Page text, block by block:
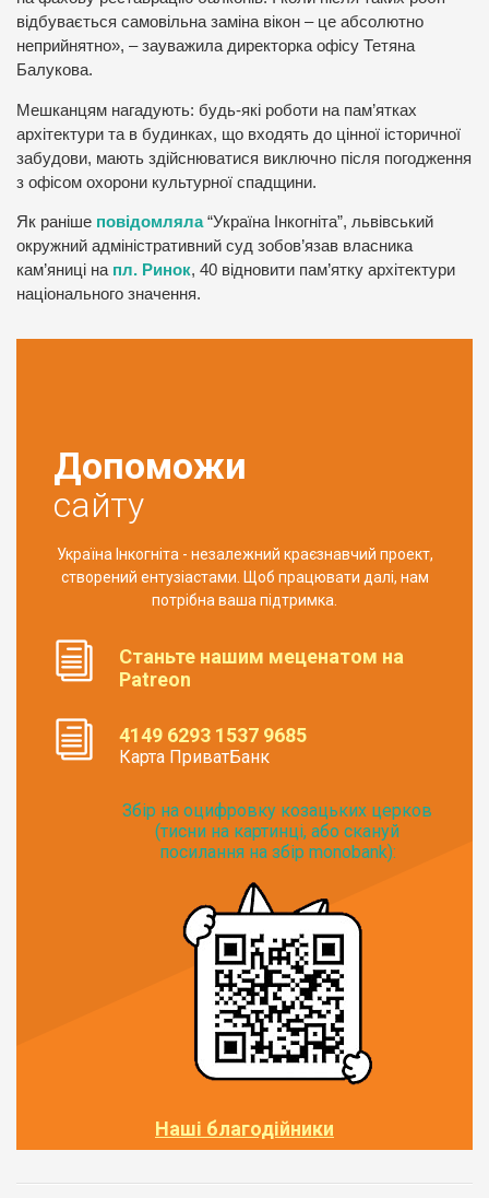
відбувається самовільна заміна вікон – це абсолютно
неприйнятно», – зауважила директорка офісу Тетяна
Балукова.
Мешканцям нагадують: будь-які роботи на пам’ятках
архітектури та в будинках, що входять до цінної історичної
забудови, мають здійснюватися виключно після погодження
з офісом охорони культурної спадщини.
Як раніше повідомляла “Україна Інкогніта”, львівський
окружний адміністративний суд зобов’язав власника
кам’яниці на пл. Ринок, 40 відновити пам’ятку архітектури
національного значення.
Допоможи
сайту
Україна Інкогніта - незалежний краєзнавчий проект,
створений ентузіастами. Щоб працювати далі, нам
потрібна ваша підтримка.
Станьте нашим меценатом на
Patreon
4149 6293 1537 9685
Карта ПриватБанк
Збір на оцифровку козацьких церков
(тисни на картинці, або скануй
посилання на збір monobank):
Наші благодійники